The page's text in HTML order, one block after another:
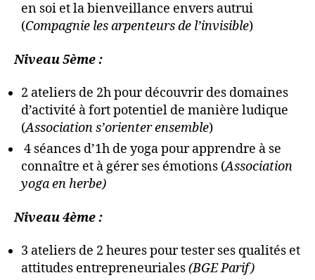
en soi et la bienveillance envers autrui
(Compagnie les arpenteurs de l’invisible)
Niveau 5ème :
2 ateliers de 2h pour découvrir des domaines
d’activité à fort potentiel de manière ludique
(Association s’orienter ensemble)
4 séances d’1h de yoga pour apprendre à se
connaître et à gérer ses émotions (Association
yoga en herbe)
Niveau 4ème :
3 ateliers de 2 heures pour tester ses qualités et
attitudes entrepreneuriales(BGE Parif)